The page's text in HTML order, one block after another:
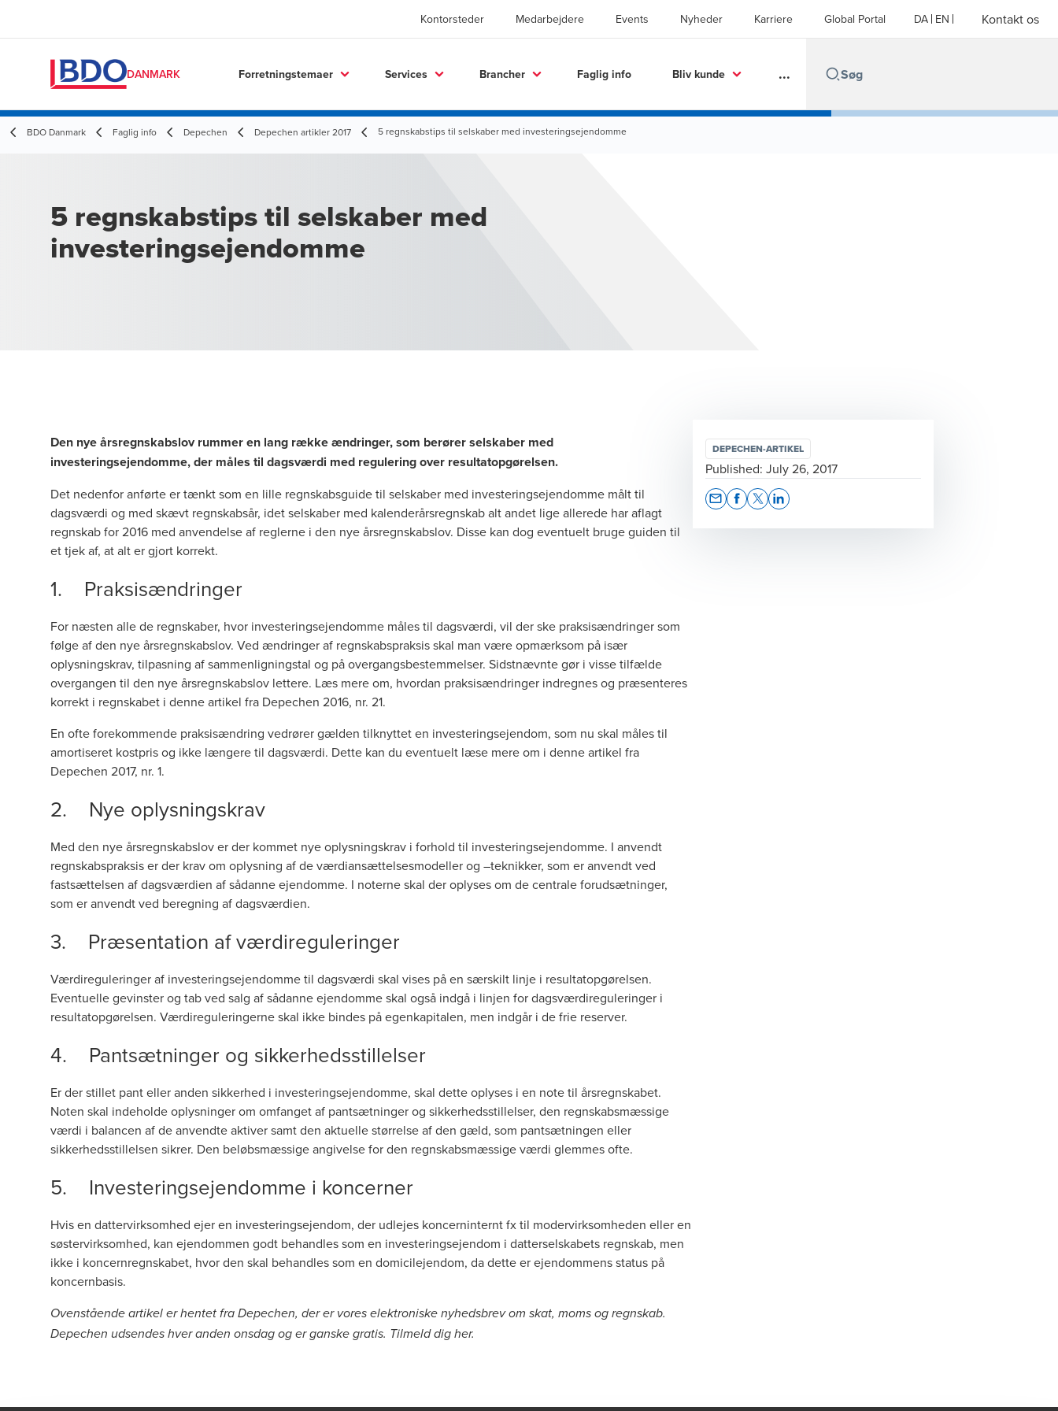
Kontorsteder Medarbejdere Events Nyheder Karriere Global Portal DA EN Kontakt os
DANMARK Forretningstemaer Services Brancher Faglig info Bliv kunde ...
BDO Danmark Faglig info Depechen Depechen artikler 2017 5 regnskabstips til selskaber med investeringsejendomme
5 regnskabstips til selskaber med
investeringsejendomme
Den nye årsregnskabslov rummer en lang række ændringer, som berører selskaber med
investeringsejendomme, der måles til dagsværdi med regulering over resultatopgørelsen.
Det nedenfor anførte er tænkt som en lille regnskabsguide til selskaber med investeringsejendomme målt til
dagsværdi og med skævt regnskabsår, idet selskaber med kalenderårsregnskab alt andet lige allerede har aflagt
regnskab for 2016 med anvendelse af reglerne i den nye årsregnskabslov. Disse kan dog eventuelt bruge guiden til
et tjek af, at alt er gjort korrekt.
1. Praksisændringer
For næsten alle de regnskaber, hvor investeringsejendomme måles til dagsværdi, vil der ske praksisændringer som
følge af den nye årsregnskabslov. Ved ændringer af regnskabspraksis skal man være opmærksom på især
oplysningskrav, tilpasning af sammenligningstal og på overgangsbestemmelser. Sidstnævnte gør i visse tilfælde
overgangen til den nye årsregnskabslov lettere. Læs mere om, hvordan praksisændringer indregnes og præsenteres
korrekt i regnskabet i denneartikel fra Depechen 2016, nr. 21.
En ofte forekommende praksisændring vedrører gælden tilknyttet en investeringsejendom, som nu skal måles til
amortiseret kostpris og ikke længere til dagsværdi. Dette kan du eventuelt læse mere om i denneartikel fra
Depechen 2017, nr. 1.
2. Nye oplysningskrav
Med den nye årsregnskabslov er der kommet nye oplysningskrav i forhold til investeringsejendomme. I anvendt
regnskabspraksis er der krav om oplysning af de værdiansættelsesmodeller og –teknikker, som er anvendt ved
fastsættelsen af dagsværdien af sådanne ejendomme. I noterne skal der oplyses om de centrale forudsætninger,
som er anvendt ved beregning af dagsværdien.
3. Præsentation af værdireguleringer
Værdireguleringer af investeringsejendomme til dagsværdi skal vises på en særskilt linje i resultatopgørelsen.
Eventuelle gevinster og tab ved salg af sådanne ejendomme skal også indgå i linjen for dagsværdireguleringer i
resultatopgørelsen. Værdireguleringerne skal ikke bindes på egenkapitalen, men indgår i de frie reserver.
4. Pantsætninger og sikkerhedsstillelser
Er der stillet pant eller anden sikkerhed i investeringsejendomme, skal dette oplyses i en note til årsregnskabet.
Noten skal indeholde oplysninger om omfanget af pantsætninger og sikkerhedsstillelser, den regnskabsmæssige
værdi i balancen af de anvendte aktiver samt den aktuelle størrelse af den gæld, som pantsætningen eller
sikkerhedsstillelsen sikrer. Den beløbsmæssige angivelse for den regnskabsmæssige værdi glemmes ofte.
5. Investeringsejendomme i koncerner
Hvis en dattervirksomhed ejer en investeringsejendom, der udlejes koncerninternt fx til modervirksomheden eller en
søstervirksomhed, kan ejendommen godt behandles som en investeringsejendom i datterselskabets regnskab, men
ikke i koncernregnskabet, hvor den skal behandles som en domicilejendom, da dette er ejendommens status på
koncernbasis.
Ovenstående artikel er hentet fra Depechen, der er vores elektroniske nyhedsbrev om skat, moms og regnskab.
Depechen udsendes hver anden onsdag og er ganske gratis. Tilmeld dig her.
DEPECHEN-ARTIKEL
Published: July 26, 2017